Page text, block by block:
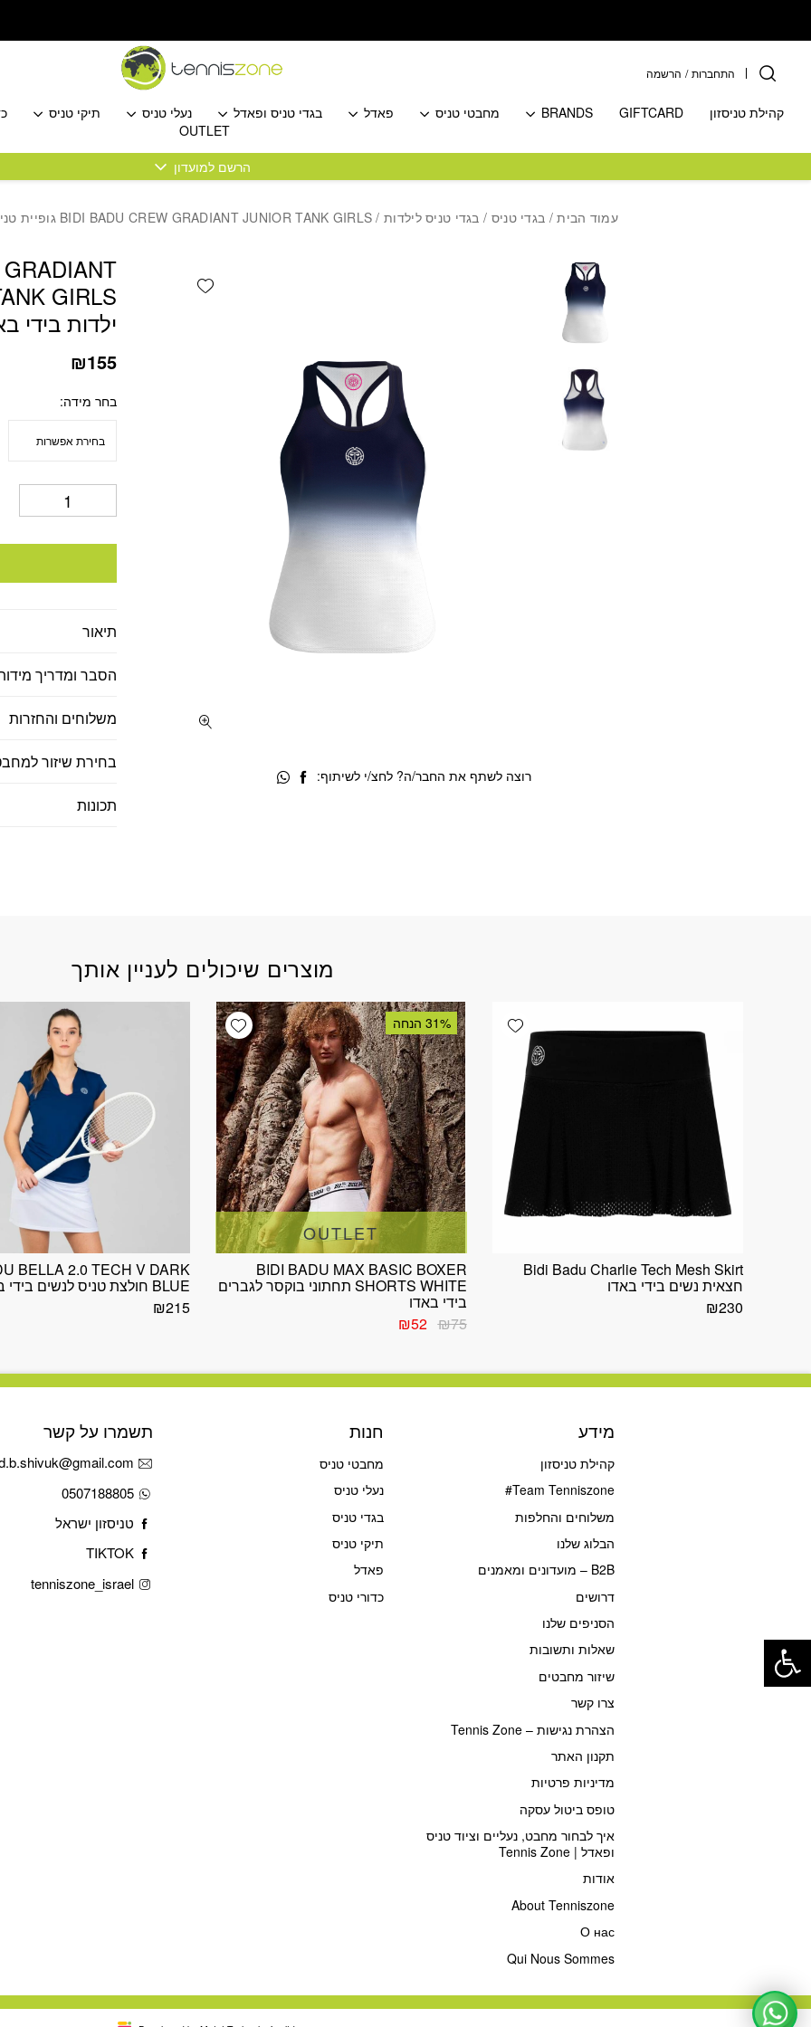
התחברות / הרשמה
קהילת טניסזון GIFTCARD
BRANDS מחבטי טניס פאדל בגדי טניס ופאדל נעלי טניס תיקי טניס
OUTLET
הרשם למועדון
עמוד הבית/ בגדי טניס / בגדי טניס לילדות/ BIDI BADU CREW GRADIANT JUNIOR TANK GIRLS גופיית טניס ילדות בידי באדו
ילדות בידי
₪155
בחר מידה
תיאור
הסבר ומדריך
משלוחים והחזרות
בחירת שיזור
תכונות
Add wishlist
רוצה לשתף את החבר/ה? לחצ/י לשיתוף:
מוצרים שיכולים לעניין אותך
Add wishlist
Bidi Badu Charlie Tech Mesh Skirt
חצאית נשים בידי באדו
₪230
Add wishlist 31% הנחה
OUTLET
BIDI BADU MAX BASIC BOXER
SHORTS WHITE תחתוני בוקסר לגברים
בידי באדו
₪75 המחיר
₪75.
₪52
₪52.
BELLA 2.0 TECH V DARK
BLUE חולצת טניס לנשים בידי באדו
₪215
מידע
קהילת טניסזון
Team Tenniszone#
משלוחים והחלפות
הבלוג שלנו
B2B – מועדונים ומאמנים
דרושים
הסניפים שלנו
שאלות ותשובות
שיזור מחבטים
צרו קשר
הצהרת נגישות – Tennis Zone
תקנון האתר
מדיניות פרטיות
טופס ביטול עסקה
איך לבחור מחבט, נעליים וציוד טניס
ופאדל | Tennis Zone
אודות
About Tenniszone
О нас
Qui Nous Sommes
חנות
מחבטי טניס
נעלי טניס
בגדי טניס
תיקי טניס
פאדל
כדורי טניס
תשמרו על קשר
0507188805
טניסזון ישראל
TIKTOK
tenniszone_israel
פתח סרגל נגישות